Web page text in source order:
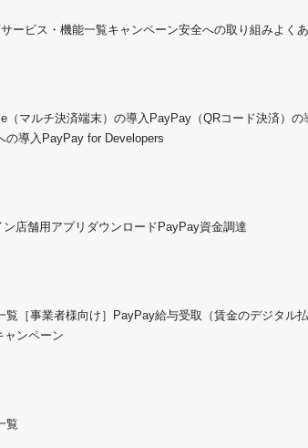
サービス・機能一覧キャンペーン安全への取り組みよく
（マルチ決済端末）の導入 PayPay（QRコード決済）の
の導入 PayPay for Developers
ン 店舗用アプリダウンロード PayPay資金調達
覧 ［事業者様向け］PayPay給与受取（賃金のデジタル払
ャンペーン
覧